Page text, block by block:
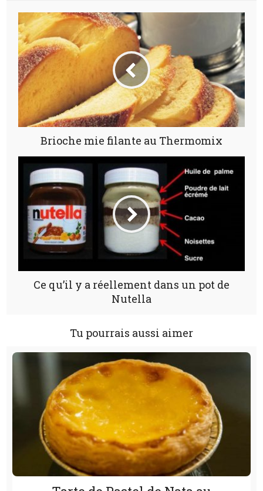
Brioche mie filante au Thermomix
Ce qu’il y a réellement dans un pot de
Nutella
Tu pourrais aussi aimer